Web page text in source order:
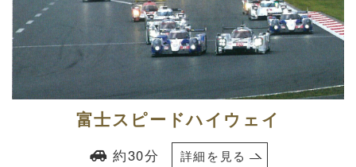
富士スピードハイウェイ
約30分 詳細を見る